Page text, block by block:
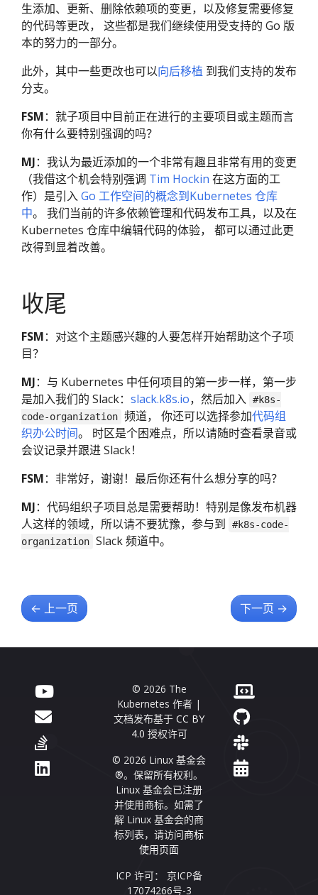
生添加、更新、删除依赖项的变更，以及修复需要修复
的代码等更改， 这些都是我们继续使用受支持的 Go 版
本的努力的一部分。
此外，其中一些更改也可以向后移植 到我们支持的发布
分支。
FSM：就子项目中目前正在进行的主要项目或主题而言
你有什么要特别强调的吗？
MJ：我认为最近添加的一个非常有趣且非常有用的变更
（我借这个机会特别强调 Tim Hockin 在这方面的工
作）是引入Go 工作空间的概念到Kubernetes 仓库
中。 我们当前的许多依赖管理和代码发布工具，以及在
Kubernetes 仓库中编辑代码的体验， 都可以通过此更
改得到显着改善。
收尾
FSM：对这个主题感兴趣的人要怎样开始帮助这个子项
目？
MJ：与 Kubernetes 中任何项目的第一步一样，第一步
是加入我们的 Slack： slack.k8s.io，然后加入 #k8s-
code-organization 频道， 你还可以选择参加代码组
织办公时间。 时区是个困难点，所以请随时查看录音或
会议记录并跟进 Slack！
FSM：非常好，谢谢！最后你还有什么想分享的吗？
MJ：代码组织子项目总是需要帮助！特别是像发布机器
人这样的领域，所以请不要犹豫，参与到
#k8s-code-
organization Slack 频道中。
← 上一页 下一页 →
© 2026 The
Kubernetes 作者 |
文档发布基于 CC BY
4.0 授权许可
© 2026 Linux 基金会
®。保留所有权利。
Linux 基金会已注册
并使用商标。如需了
解 Linux 基金会的商
标列表，请访问商标
使用页面
ICP 许可： 京ICP备
17074266号-3